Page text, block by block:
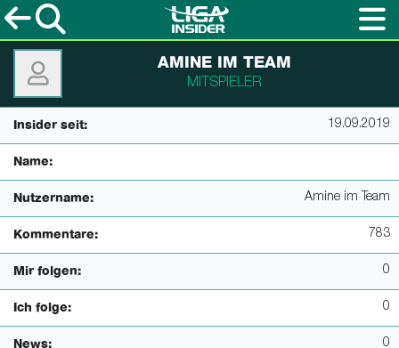
AMINE IM TEAM
MITSPIELER
Insider seit: 19.09.2019
Name:
Nutzername: Amine im Team
Kommentare: 783
Mir folgen: 0
Ich folge: 0
News: 0